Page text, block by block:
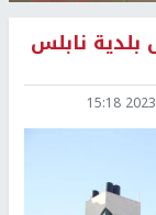
نابلس
2023-